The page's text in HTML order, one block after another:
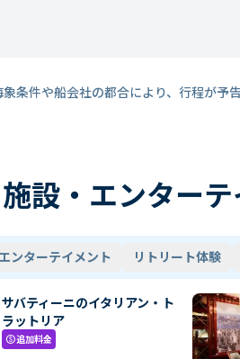
条件や船会社の都合により、行程が予
設・エンター
ンターテイメント リトリート体験
サバティーニのイタリアン・ト
ラットリア
paid追加料金